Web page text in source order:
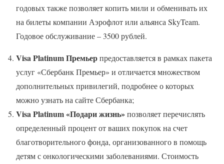
годовых также позволяет копить мили и обменивать их
на билеты компании Аэрофлот или альянса SkyTeam.
Годовое обслуживание – 3500 рублей.
VisaPlatinum Премьерпредоставляется в рамках пакета
услуг «Сбербанк Премьер» и отличается множеством
дополнительных привилегий, подробнее о которых
можно узнать на сайте Сбербанка;
VisaPlatinum «Подари жизнь»позволяет перечислять
определенный процент от ваших покупок на счет
благотворительного фонда, организованного в помощь
детям с онкологическими заболеваниями. Стоимость